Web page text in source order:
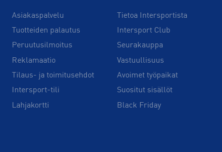
Asiakaspalvelu
Tuotteiden palautus
Peruutusilmoitus
Reklamaatio
Tilaus- ja toimitusehdot
Intersport-tili
Lahjakortti
Tietoa Intersportista
Intersport Club
Seurakauppa
Vastuullisuus
Avoimet työpaikat
Suositut sisällöt
Black Friday